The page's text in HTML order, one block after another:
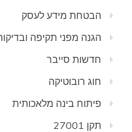
הבטחת מידע לעסק
הגנה מפני תקיפה
חדשות סייבר
חוג רובוטיקה
פיתוח בינה מלאכותית
תקן 27001